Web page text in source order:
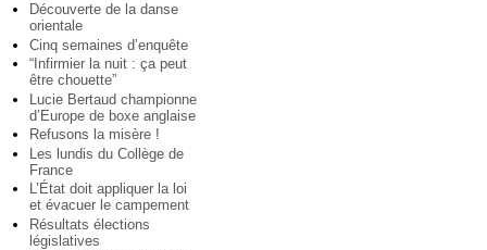
Découverte de la danse
orientale
Cinq semaines d’enquête
“Infirmier la nuit : ça peut
être chouette”
Lucie Bertaud championne
d’Europe de boxe anglaise
Refusons la misère !
Les lundis du Collège de
France
L’État doit appliquer la loi
et évacuer le campement
Résultats élections
législatives